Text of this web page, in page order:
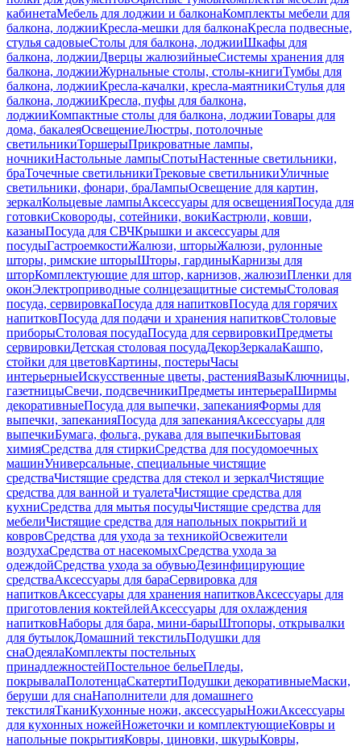
кабинетаМебель для лоджии и балконаКомплекты мебели для
балкона, лоджииКресла-мешки для балконаКресла подвесные,
стулья садовыеСтолы для балкона, лоджииШкафы для
балкона, лоджииДверцы жалюзийныеСистемы хранения для
балкона, лоджииЖурнальные столы, столы-книгиТумбы для
балкона, лоджииКресла-качалки, кресла-маятникиСтулья для
балкона, лоджииКресла, пуфы для балкона,
лоджииКомпактные столы для балкона, лоджииТовары для
дома, бакалеяОсвещениеЛюстры, потолочные
светильникиТоршерыПрикроватные лампы,
ночникиНастольные лампыСпотыНастенные светильники,
браТочечные светильникиТрековые светильникиУличные
светильники, фонари, браЛампыОсвещение для картин,
зеркалКольцевые лампыАксессуары для освещенияПосуда для
готовкиСковороды, сотейники, вокиКастрюли, ковши,
казаныПосуда для СВЧКрышки и аксессуары для
посудыГастроемкостиЖалюзи, шторыЖалюзи, рулонные
шторы, римские шторыШторы, гардиныКарнизы для
шторКомплектующие для штор, карнизов, жалюзиПленки для
оконЭлектроприводные солнцезащитные системыСтоловая
посуда, сервировкаПосуда для напитковПосуда для горячих
напитковПосуда для подачи и хранения напитковСтоловые
приборыСтоловая посудаПосуда для сервировкиПредметы
сервировкиДетская столовая посудаДекорЗеркалаКашпо,
стойки для цветовКартины, постерыЧасы
интерьерныеИскусственные цветы, растенияВазыКлючницы,
газетницыСвечи, подсвечникиПредметы интерьераШирмы
декоративныеПосуда для выпечки, запеканияФормы для
выпечки, запеканияПосуда для запеканияАксессуары для
выпечкиБумага, фольга, рукава для выпечкиБытовая
химияСредства для стиркиСредства для посудомоечных
машинУниверсальные, специальные чистящие
средстваЧистящие средства для стекол и зеркалЧистящие
средства для ванной и туалетаЧистящие средства для
кухниСредства для мытья посудыЧистящие средства для
мебелиЧистящие средства для напольных покрытий и
ковровСредства для ухода за техникойОсвежители
воздухаСредства от насекомыхСредства ухода за
одеждойСредства ухода за обувьюДезинфицирующие
средстваАксессуары для бараСервировка для
напитковАксессуары для хранения напитковАксессуары для
приготовления коктейлейАксессуары для охлаждения
напитковНаборы для бара, мини-барыШтопоры, открывалки
для бутылокДомашний текстильПодушки для
снаОдеялаКомплекты постельных
принадлежностейПостельное бельеПледы,
покрывалаПолотенцаСкатертиПодушки декоративныеМаски,
беруши для снаНаполнители для домашнего
текстиляТканиКухонные ножи, аксессуарыНожиАксессуары
для кухонных ножейНожеточки и комплектующиеКовры и
напольные покрытияКовры, циновки, шкурыКовры,